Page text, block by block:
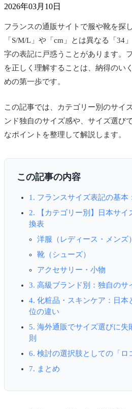
2026年03月10日
フランスの通販サイトで服や靴を探
「S/M/L」や「cm」とは異なる「34
字の表記に戸惑うことがあります。
を正しく理解することは、納得のい
めの第一歩です。
この記事では、カテゴリー別のサイ
ンド独自のサイズ感や、サイズ選び
なポイントを整理して解説します。
この記事の内容
1. フランスサイズ表記の基本
2. 【カテゴリー別】日本サイ
換表
洋服（レディース・メンズ）
靴（シューズ）
アクセサリー・小物
3. 高級ブランド別：独自のサ
4. 化粧品・スキンケア：日本
位の違い
5. 海外通販でサイズ選びに失
則
6. 検討の選択肢としての「ロ
7. まとめ